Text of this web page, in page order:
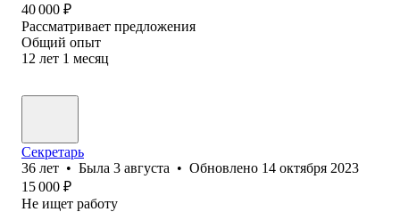
40 000 ₽
Рассматривает предложения
Общий опыт
12 лет 1 месяц
Секретарь
36 лет • Была 3 августа • Обновлено 14 октября 2023
15 000 ₽
Не ищет работу